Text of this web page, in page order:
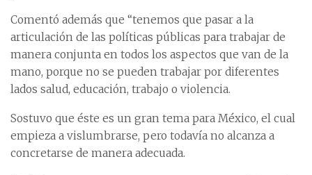
Comentó además que “tenemos que pasar a la
articulación de las políticas públicas para trabajar de
manera conjunta en todos los aspectos que van de la
mano, porque no se pueden trabajar por diferentes
lados salud, educación, trabajo o violencia.
Sostuvo que éste es un gran tema para México, el cual
empieza a vislumbrarse, pero todavía no alcanza a
concretarse de manera adecuada.